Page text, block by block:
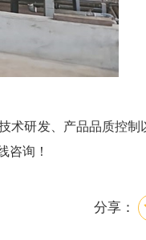
术研发、产品品质控制
咨询！
分享：